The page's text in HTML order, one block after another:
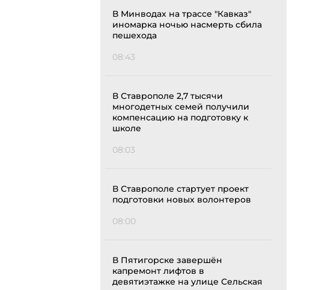
В Минводах на трассе "Кавказ"
иномарка ночью насмерть сбила
пешехода
08:43
В Ставрополе 2,7 тысячи
многодетных семей получили
компенсацию на подготовку к
школе
08:03
В Ставрополе стартует проект
подготовки новых волонтеров
08:00
В Пятигорске завершён
капремонт лифтов в
девятиэтажке на улице Сельская